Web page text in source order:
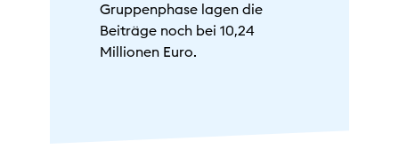
Gruppenphase lagen die
Beiträge noch bei 10,24
Millionen Euro.